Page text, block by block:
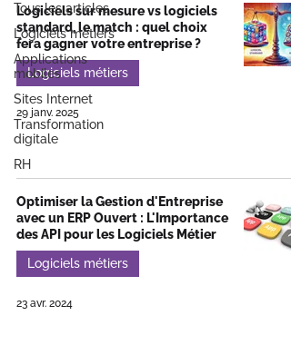
Tous les articles
Logiciels métiers
Applications
mobiles
Sites Internet
Transformation
digitale
RH
Logiciels sur mesure vs logiciels
standard, le match : quel choix
fera gagner votre entreprise ?
Logiciels métiers
29 janv. 2025
Optimiser la Gestion d'Entreprise
avec un ERP Ouvert : L'Importance
des API pour les Logiciels Métier
Logiciels métiers
23 avr. 2024